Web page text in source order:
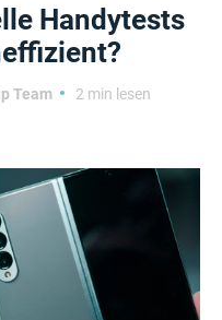
Handytests
Team 2 min lesen